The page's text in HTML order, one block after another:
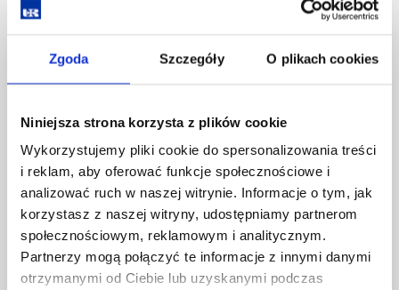
Zgoda Szczegóły O plikach cookies
Niniejsza strona korzysta z plików cookie
Wykorzystujemy pliki cookie do spersonalizowania treści
i reklam, aby oferować funkcje społecznościowe i
analizować ruch w naszej witrynie. Informacje o tym, jak
korzystasz z naszej witryny, udostępniamy partnerom
społecznościowym, reklamowym i analitycznym.
Partnerzy mogą połączyć te informacje z innymi danymi
otrzymanymi od Ciebie lub uzyskanymi podczas
Al. Tadeusza Rejtana 16C
Pomiń
nawigację
przejdź
do
treści
Polityka prywatności
Biblioteka
Wydawnictwo
Covid info
Studia podyplomowe
Praca na UR
Zamówienia publiczne
Fundusze strukturalne